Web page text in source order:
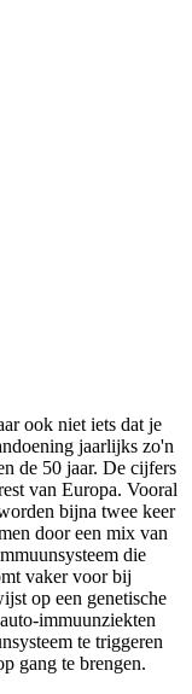
ook niet iets dat je
jaarlijks zo'n
de 50 jaar. De cijfers
van Europa. Vooral
bijna twee keer
door een mix van
die
vaker voor bij
op een genetische
immuunziekten
te triggeren
gang te brengen.